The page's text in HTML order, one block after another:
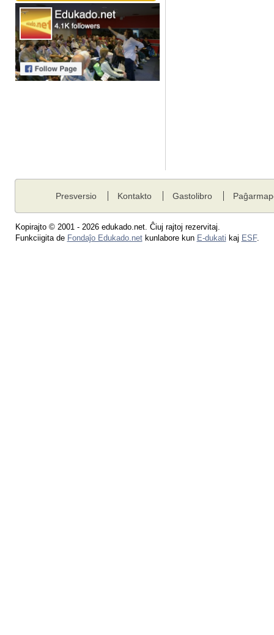
Presversio Kontakto Gastolibro
Kopirajto © 2001 - 2026 edukado.net. Ĉiuj rajtoj rezervitaj.
Funkciigita de Fondaĵo Edukado.netkunlabore kun E-dukati kaj ESF.